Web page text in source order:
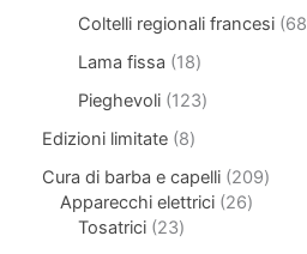
Coltelli regionali francesi 68
Lama fissa
18
Pieghevoli 123
Edizioni limitate 8
Cura di barba e capelli 209
Apparecchi elettrici 26
Tosatrici 23